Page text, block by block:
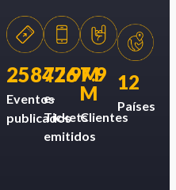
258426
Eventos
publicados
77.9M
e-
Tickets
emitidos
7.9
M
Clientes
12
Países